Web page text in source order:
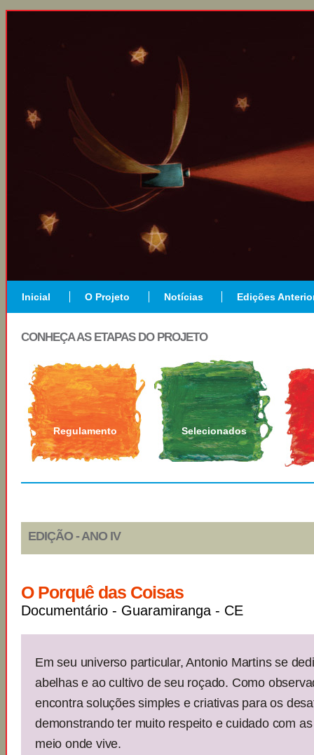
Inicial O Projeto Notícias Edições
CONHEÇA AS ETAPAS DO PROJETO
Regulamento Selecionados
EDIÇÃO - ANO IV
O Porquê das Coisas
Documentário - Guaramiranga - CE
Em seu universo particular, Antonio Martins se
abelhas e ao cultivo de seu roçado. Como
encontra soluções simples e criativas para os
demonstrando ter muito respeito e cuidado com
meio onde vive.